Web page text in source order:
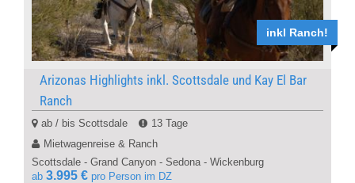
inkl Ranch!
Arizonas Highlights inkl. Scottsdale und Kay El Bar
Ranch
ab / bis Scottsdale
13 Tage
Mietwagenreise & Ranch
Scottsdale - Grand Canyon - Sedona - Wickenburg
ab 3.995 € pro Person im DZ